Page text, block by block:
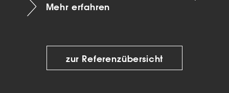
Mehr erfahren
zur Referenzübersicht